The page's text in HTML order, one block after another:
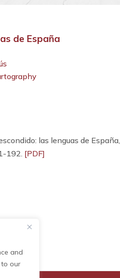
and
to our
de España
las lenguas de
192. [PDF]